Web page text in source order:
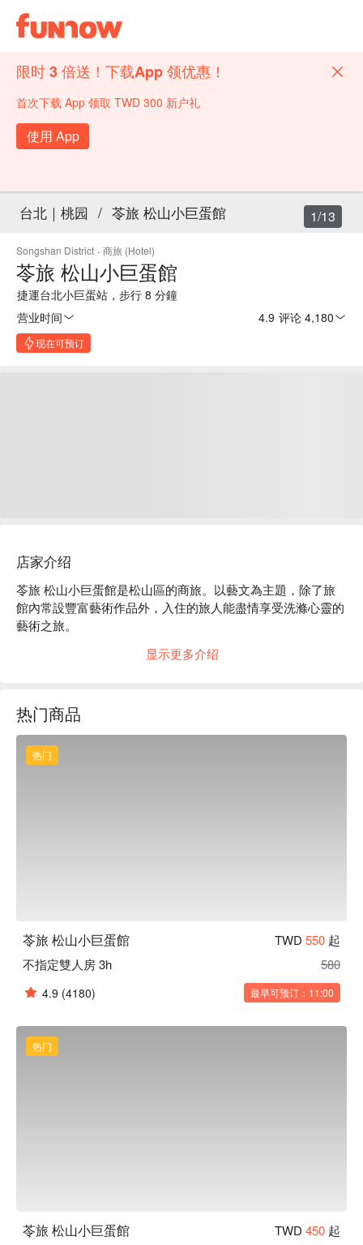
限时 3 倍送！下载App 领优惠！
首次下载 App 领取 TWD 300 新户礼
使用 App
台北｜桃园 / 苓旅 松山小巨蛋館
Songshan District · 商旅 (Hotel)
苓旅 松山小巨蛋館
捷運台北小巨蛋站，步行 8 分鐘
营业时间
4.9 评论 4,180
现在可预订
1/13
店家介绍
苓旅 松山小巨蛋館是松山區的商旅。以藝文為主題，除了旅
館內常設豐富藝術作品外，入住的旅人能盡情享受洗滌心靈的
藝術之旅。
苓旅 松山小巨蛋館推薦：位於台北城市中心，交通便利。距
苓旅 松山小巨蛋館優惠、苓旅 松山小巨蛋館住宿方案、苓旅
松山小巨蛋館休息方案立刻查看⬇︎
显示更多介绍
热门商品
热门
苓旅 松山小巨蛋館 TWD 550 起
不指定雙人房 3h
580
4.9 (4180) 最早可预订：11:00
热门
苓旅 松山小巨蛋館 TWD 450 起